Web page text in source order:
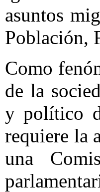
asuntos
Población,
Como
de la
y político
requiere la
una